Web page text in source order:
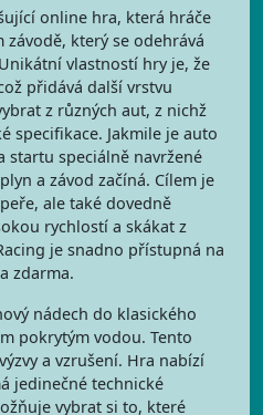
online hra, která hráče
který se odehrává
vlastností hry je, že
přidává další vrstvu
z různých aut, z nichž
specifikace. Jakmile je auto
startu speciálně navržené
a závod začíná. Cílem je
ale také dovedně
rychlostí a skákat z
je snadno přístupná na
zdarma.
nádech do klasického
pokrytým vodou. Tento
a vzrušení. Hra nabízí
jedinečné technické
vybrat si to, které